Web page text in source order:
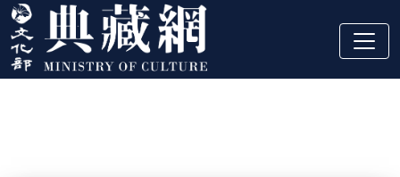
跳到主要內容
:::